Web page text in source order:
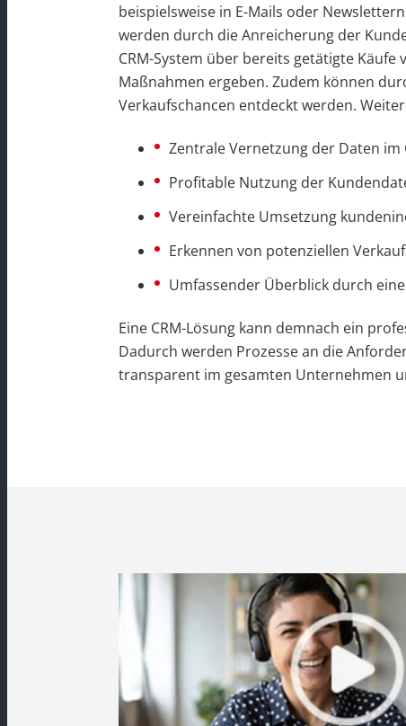
beispielsweise in E-Mails oder
werden durch die Anreicherung der
CRM-System über bereits getätigte
Maßnahmen ergeben. Zudem können
Verkaufschancen entdeckt werden.
Zentrale Vernetzung der Daten im
Profitable Nutzung der
Vereinfachte Umsetzung
Erkennen von potenziellen
Umfassender Überblick durch
Eine CRM-Lösung kann demnach ein
Dadurch werden Prozesse an die
transparent im gesamten Unternehmen